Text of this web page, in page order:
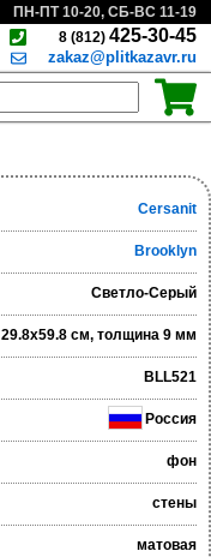
ПН-ПТ 10-20, СБ-ВС 11-19
8 (812) 425-30-45
zakaz@plitkazavr.ru
Cersanit
Brooklyn
Светло-Серый
29.8x59.8 см, толщина 9 мм
BLL521
Россия
фон
стены
матовая